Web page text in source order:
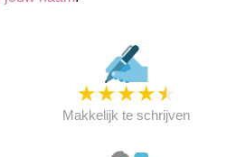
★★★★★
Makkelijk te schrijven